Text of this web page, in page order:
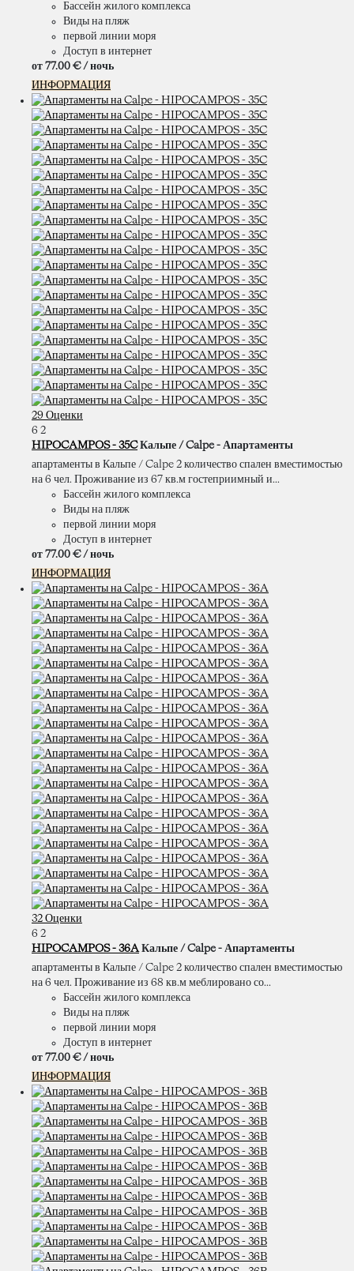
Бассейн жилого комплекса
Виды на пляж
первой линии моря
Доступ в интернет
от 77.00 € / ночь
ИНФОРМАЦИЯ
29 Оценки
6 2
HIPOCAMPOS - 35C Кальпе / Calpe - Апартаменты
апартаменты в Кальпе / Calpe 2 количество спален вместимостью
на 6 чел. Проживание из 67 кв.м гостеприимный и...
Бассейн жилого комплекса
Виды на пляж
первой линии моря
Доступ в интернет
от 77.00 € / ночь
ИНФОРМАЦИЯ
32 Оценки
6 2
HIPOCAMPOS - 36A Кальпе / Calpe - Апартаменты
апартаменты в Кальпе / Calpe 2 количество спален вместимостью
на 6 чел. Проживание из 68 кв.м меблировано со...
Бассейн жилого комплекса
Виды на пляж
первой линии моря
Доступ в интернет
от 77.00 € / ночь
ИНФОРМАЦИЯ